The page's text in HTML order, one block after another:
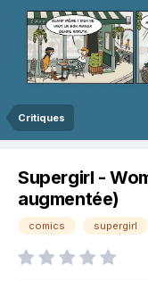
Critiques
Supergirl -
augmentée)
comics supergirl